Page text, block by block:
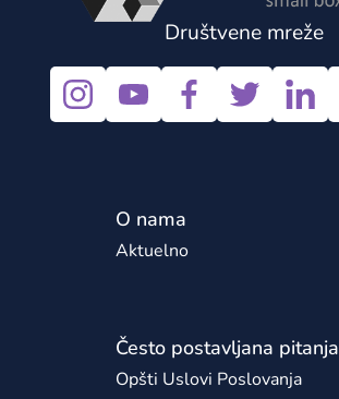
Društvene mreže
O nama
Aktuelno
Često postavljana pitanja
Opšti Uslovi Poslovanja